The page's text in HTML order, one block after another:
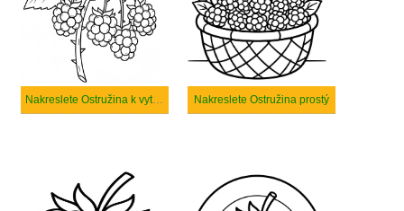
Nakreslete Ostružina k vytisknutí Nakreslete Ostružina prostý